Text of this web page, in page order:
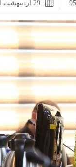
29 اردیبهشت 1404 - 7:51